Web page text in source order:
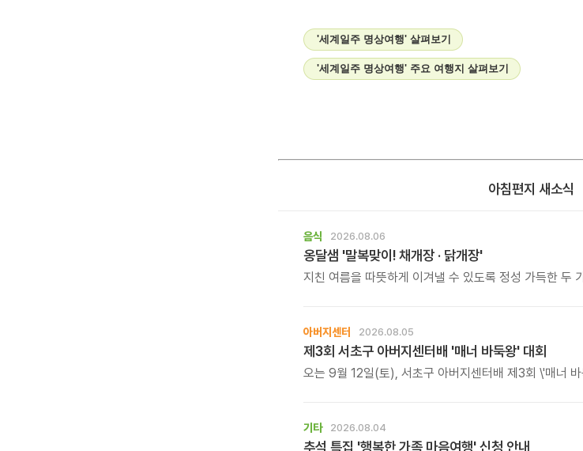
'세계일주 명상여행' 살펴보기
'세계일주 명상여행' 주요 여행지 살펴보기
아침편지 새소식
음식 2026.08.06
옹달샘 '말복맞이! 채개장 · 닭개장'
지친 여름을 따뜻하게 이겨낼 수 있도록 정성 가득한 두
아버지센터 2026.08.05
제3회 서초구 아버지센터배 '매너 바둑왕' 대회
오는 9월 12일(토), 서초구 아버지센터배 제3회 \'매너 바
기타 2026.08.04
추석 특집 '행복한 가족 마음여행' 신청 안내